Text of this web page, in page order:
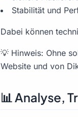
Stabilität und
Dabei können
💡 Hinweis: Ohne
Website und von
📊 Analyse,